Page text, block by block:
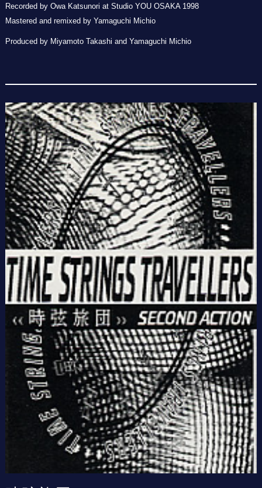
Recorded by Owa Katsunori at Studio YOU OSAKA 1998
Mastered and remixed by Yamaguchi Michio
Produced by Miyamoto Takashi and Yamaguchi Michio